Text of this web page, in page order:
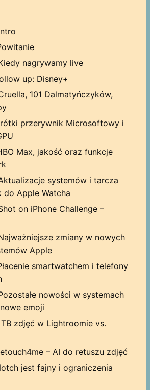
nagrywamy live
up: Disney+
101 Dalmatyńczyków,
przerywnik Microsoftowy i
Max, jakość oraz funkcje
systemów i tarcza
do Apple Watcha
on iPhone Challenge –
zmiany w nowych
Apple
smartwatchem i telefony
nowości w systemach
emoji
TB zdjęć w Lightroomie vs.
– AI do retuszu zdjęć
jest fajny i ograniczenia